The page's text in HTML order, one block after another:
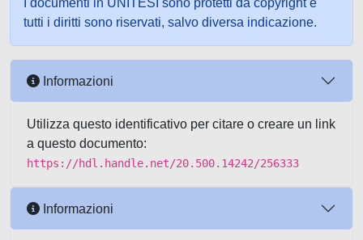
I documenti in UNITESI sono protetti da copyright e
tutti i diritti sono riservati, salvo diversa indicazione.
Informazioni
Utilizza questo identificativo per citare o creare un link
a questo documento:
https://hdl.handle.net/20.500.14242/256333
Informazioni